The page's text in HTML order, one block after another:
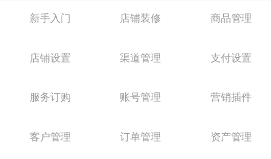
新手入门 店铺装修 商品管理
店铺设置 渠道管理 支付设置
服务订购 账号管理 营销插件
客户管理 订单管理 资产管理